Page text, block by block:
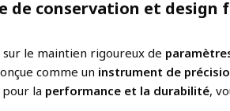
de conservation et design
le maintien rigoureux de
comme un instrument de
la performance et la durabilité,